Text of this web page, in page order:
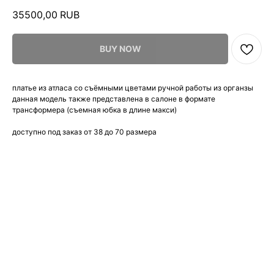
35500,00 RUB
BUY NOW
платье из атласа со съёмными цветами ручной работы из органзы
данная модель также представлена в салоне в формате
трансформера (съемная юбка в длине макси)
доступно под заказ от 38 до 70 размера